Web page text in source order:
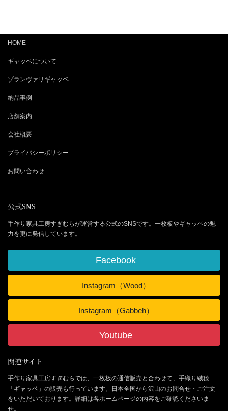
HOME
ギャッベについて
ゾランヴァリギャッベ
納品事例
店舗案内
会社概要
プライバシーポリシー
お問い合わせ
公式SNS
手作り家具工房すぎむらが運営する公式のSNSです。一枚板やギャッベの魅
力を更に発信しています。
Facebook
Instagram（Wood）
Instagram（Gabbeh）
Youtube
関連サイト
手作り家具工房すぎむらでは、一枚板の通信販売と合わせて、手織り絨毯
「ギャッベ」の販売も行っています。日本全国から沢山のお問合せ・ご注文
をいただいております。詳細は各ホームページの内容をご確認くださいま
せ。